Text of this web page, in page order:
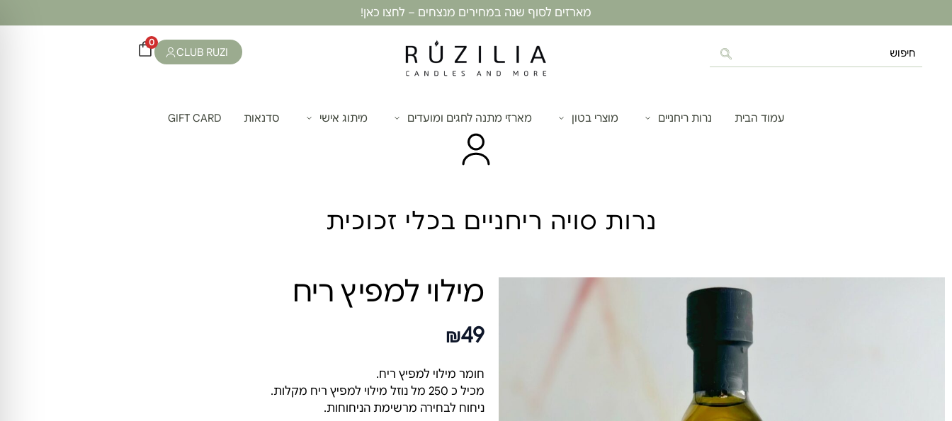
מארזים לסוף שנה במחירים מנצחים – לחצו כאן!
CLUB RUZI
0
עמוד הבית נרות ריחניים מוצרי בטון מארזי מתנה לחגים ומועדים מיתוג אישי סדנאות GIFT CARD
נרות סויה ריחניים בכלי זכוכית
מילוי למפיץ ריח
₪49
חומר מילוי למפיץ ריח.
מכיל כ 250 מל נוזל מילוי למפיץ ריח מקלות.
ניחוח לבחירה מרשימת הניחוחות.